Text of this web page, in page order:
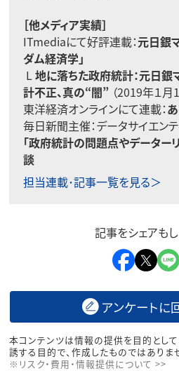
［他メディア実績］
ITmediaにて好評連載：元日銀
ダム経済学」
L地に落ちた政府統計：元日
計不正、真の“闇” （2019年１月
東洋経済オンラインにて連載：
毎日新聞主催：データサイエン
「政府統計の問題点やデーター
談
担当連載･記事一覧を見る＞
記事をシェアも
アンケートに
本コンテンツは情報の提供を目的とし
誘する目的で、作成したものではありま
※リスク・費用・情報提供について >>